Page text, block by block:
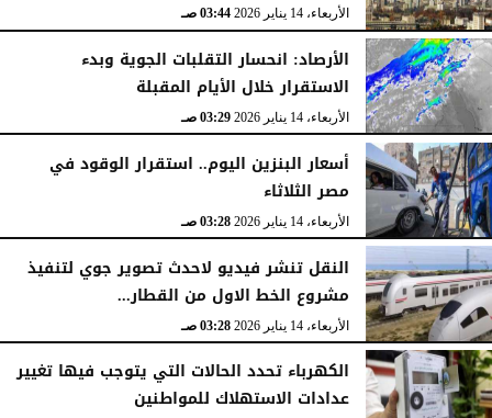
الأربعاء، 14 يناير 2026 03:44 صـ
الأرصاد: انحسار التقلبات الجوية وبدء
الاستقرار خلال الأيام المقبلة
الأربعاء، 14 يناير 2026 03:29 صـ
أسعار البنزين اليوم.. استقرار الوقود في
مصر الثلاثاء
الأربعاء، 14 يناير 2026 03:28 صـ
النقل تنشر فيديو لاحدث تصوير جوي لتنفيذ
مشروع الخط الاول من القطار...
الأربعاء، 14 يناير 2026 03:28 صـ
الكهرباء تحدد الحالات التي يتوجب فيها تغيير
عدادات الاستهلاك للمواطنين